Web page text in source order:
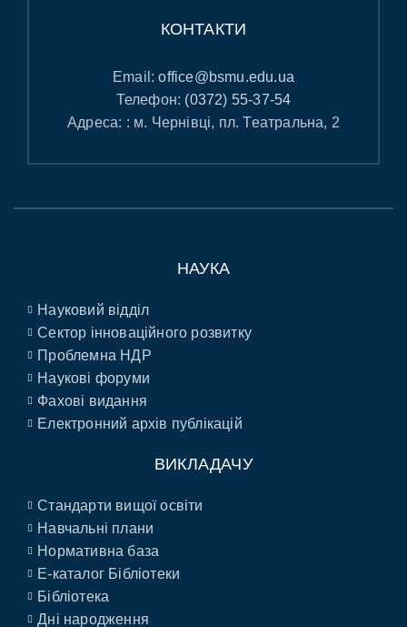
КОНТАКТИ
Email:office@bsmu.edu.ua
Телефон: (0372) 55-37-54
Адреса: : м. Чернівці, пл. Театральна, 2
НАУКА
Науковий відділ
Сектор інноваційного розвитку
Проблемна НДР
Наукові форуми
Фахові видання
Електронний архів публікацій
ВИКЛАДАЧУ
Стандарти вищої освіти
Навчальні плани
Нормативна база
E-каталог Бібліотеки
Бібліотека
Дні народження